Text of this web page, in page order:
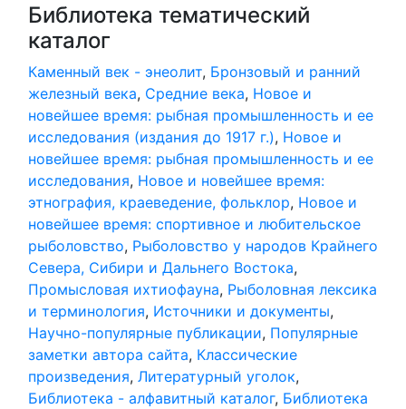
Библиотека тематический
каталог
Каменный век - энеолит, Бронзовый и ранний
железный века, Средние века, Новое и
новейшее время: рыбная промышленность и ее
исследования (издания до 1917 г.), Новое и
новейшее время: рыбная промышленность и ее
исследования, Новое и новейшее время:
этнография, краеведение, фольклор, Новое и
новейшее время: спортивное и любительское
рыболовство, Рыболовство у народов Крайнего
Севера, Сибири и Дальнего Востока,
Промысловая ихтиофауна, Рыболовная лексика
и терминология, Источники и документы,
Научно-популярные публикации, Популярные
заметки автора сайта, Классические
произведения, Литературный уголок,
Библиотека - алфавитный каталог, Библиотека